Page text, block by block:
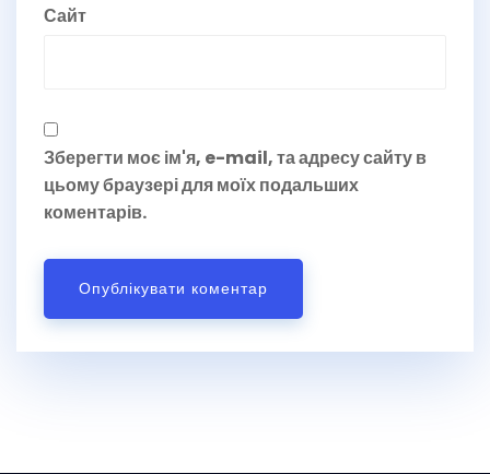
Сайт
Зберегти моє ім'я, e-mail, та адресу сайту в
цьому браузері для моїх подальших
коментарів.